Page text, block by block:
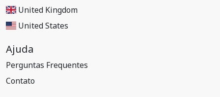
United Kingdom
United States
Ajuda
Perguntas Frequentes
Contato